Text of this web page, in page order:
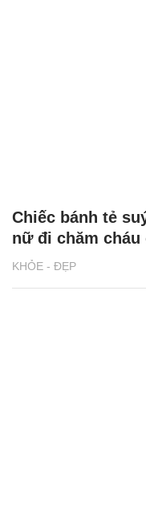
KHỎE - ĐẸP
Chiếc bánh tẻ
nữ đi chăm cháu